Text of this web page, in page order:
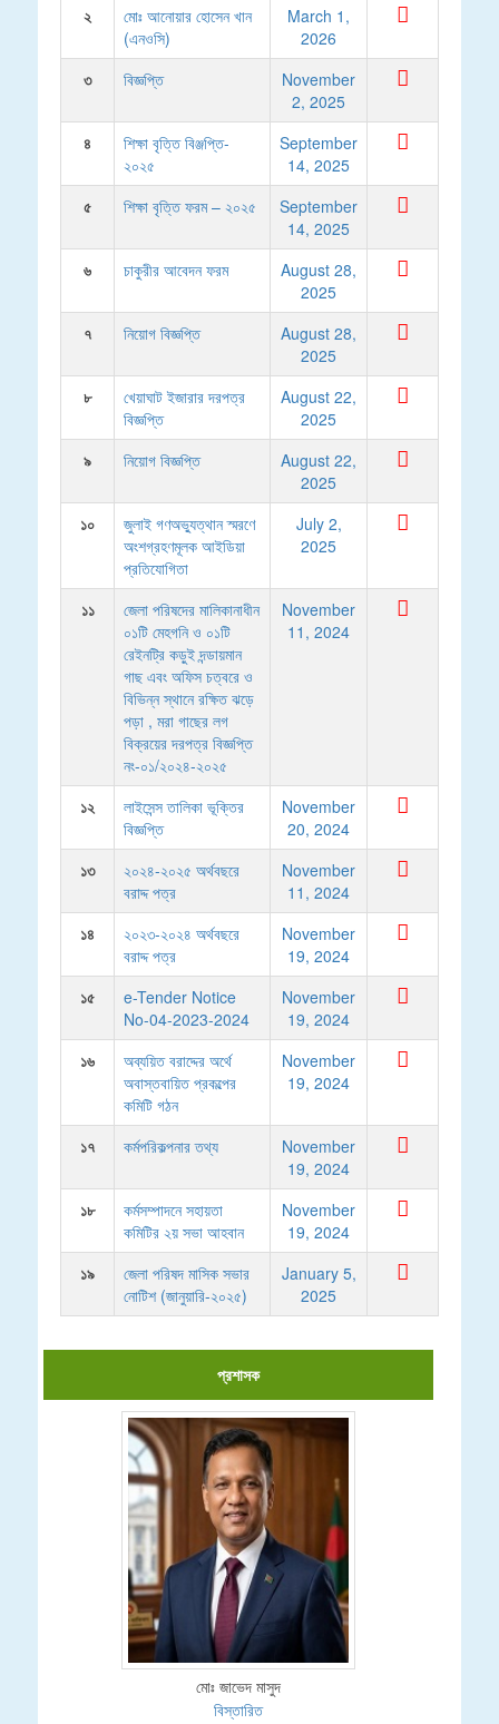
২
মোঃ আনোয়ার হোসেন খান
(এনওসি)
March 1,
2026
৩
বিজ্ঞপ্তি
November
2, 2025
৪
শিক্ষা বৃত্তি বিঞ্জপ্তি-
২০২৫
September
14, 2025
৫
শিক্ষা বৃত্তি ফরম – ২০২৫
September
14, 2025
৬
চাকুরীর আবেদন ফরম
August 28,
2025
৭
নিয়োগ বিজ্ঞপ্তি
August 28,
2025
৮
খেয়াঘাট ইজারার দরপত্র
বিজ্ঞপ্তি
August 22,
2025
৯
নিয়োগ বিজ্ঞপ্তি
August 22,
2025
১০
জুলাই গণঅভ্যুত্থান স্মরণে
অংশগ্রহণমূলক আইডিয়া
প্রতিযোগিতা
July 2,
2025
১১
জেলা পরিষদের মালিকানাধীন
০১টি মেহগনি ও ০১টি
রেইনট্রি কড়ুই দন্ডায়মান
গাছ এবং অফিস চত্বরে ও
বিভিন্ন স্থানে রক্ষিত ঝড়ে
পড়া , মরা গাছের লগ
বিক্রয়ের দরপত্র বিজ্ঞপ্তি
নং-০১/২০২৪-২০২৫
November
11, 2024
১২
লাইসেন্স তালিকা ভূক্তির
বিজ্ঞপ্তি
November
20, 2024
১৩
২০২৪-২০২৫ অর্থবছরে
বরাদ্দ পত্র
November
11, 2024
১৪
২০২৩-২০২৪ অর্থবছরে
বরাদ্দ পত্র
November
19, 2024
১৫
e-Tender Notice
No-04-2023-2024
November
19, 2024
১৬
অব্যয়িত বরাদ্দের অর্থে
অবাস্তবায়িত প্রকল্পের
কমিটি গঠন
November
19, 2024
১৭ কর্মপরিকল্পনার তথ্য
November
19, 2024
১৮
কর্মসম্পাদনে সহায়তা
কমিটির ২য় সভা আহবান
November
19, 2024
১৯
জেলা পরিষদ মাসিক সভার
নোটিশ (জানুয়ারি-২০২৫)
January 5,
2025
প্রশাসক
মোঃ জাভেদ মাসুদ
বিস্তারিত